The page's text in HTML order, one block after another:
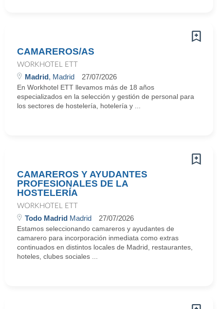
CAMAREROS/AS
WORKHOTEL ETT
Madrid, Madrid 27/07/2026
En Workhotel ETT llevamos más de 18 años
especializados en la selección y gestión de personal para
los sectores de hostelería, hotelería y ...
CAMAREROS Y AYUDANTES
PROFESIONALES DE LA
HOSTELERÍA
WORKHOTEL ETT
Todo Madrid Madrid 27/07/2026
Estamos seleccionando camareros y ayudantes de
camarero para incorporación inmediata como extras
continuados en distintos locales de Madrid, restaurantes,
hoteles, clubes sociales ...